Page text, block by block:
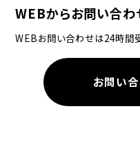
WEBからお問い合わ
WEBお問い合わせは24時間
お問い